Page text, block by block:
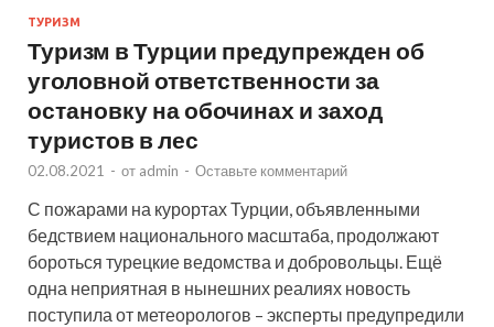
ТУРИЗМ
Туризм в Турции предупрежден об
уголовной ответственности за
остановку на обочинах и заход
туристов в лес
02.08.2021 - от admin - Оставьте комментарий
С пожарами на курортах Турции, объявленными
бедствием национального масштаба, продолжают
бороться турецкие ведомства и добровольцы. Ещё
одна неприятная в нынешних реалиях новость
поступила от метеорологов – эксперты предупредили